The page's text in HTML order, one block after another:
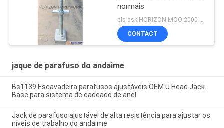
normais
pls ask HORIZON MOQ:2000 pcs
CONTACT
jaque de parafuso do andaime
Bs1139 Escavadeira parafusos ajustáveis OEM U Head Jack
Base para sistema de cadeado de anel
Jack de parafuso ajustável de alta resistência para ajustar os
níveis de trabalho do andaime